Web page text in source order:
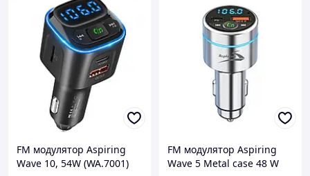
FM модулятор Aspiring
Wave 10, 54W (WA.7001)
FM модулятор Aspiring
Wave 5 Metal case 48 W